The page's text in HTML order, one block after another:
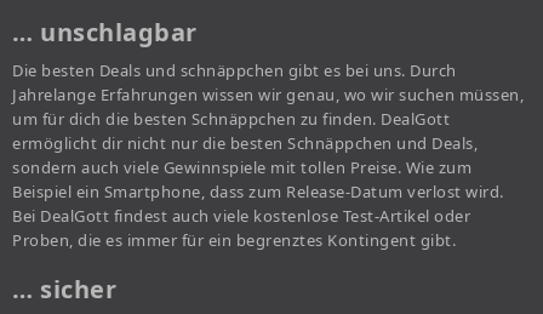
… unschlagbar
Die besten Deals und schnäppchen gibt es bei uns. Durch
Jahrelange Erfahrungen wissen wir genau, wo wir suchen müssen,
um für dich die besten Schnäppchen zu finden. DealGott
ermöglicht dir nicht nur die besten Schnäppchen und Deals,
sondern auch viele Gewinnspiele mit tollen Preise. Wie zum
Beispiel ein Smartphone, dass zum Release-Datum verlost wird.
Bei DealGott findest auch viele kostenlose Test-Artikel oder
Proben, die es immer für ein begrenztes Kontingent gibt.
… sicher